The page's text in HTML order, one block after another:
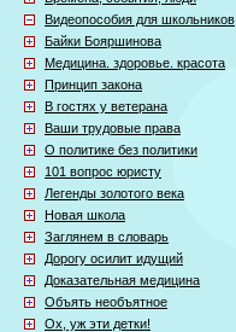
Видеопособия для школьников
Байки Бояршинова
Медицина. здоровье. красота
Принцип закона
В гостях у ветерана
Ваши трудовые права
О политике без политики
101 вопрос юристу
Легенды золотого века
Новая школа
Заглянем в словарь
Дорогу осилит идущий
Доказательная медицина
Объять необъятное
Ох, уж эти детки!